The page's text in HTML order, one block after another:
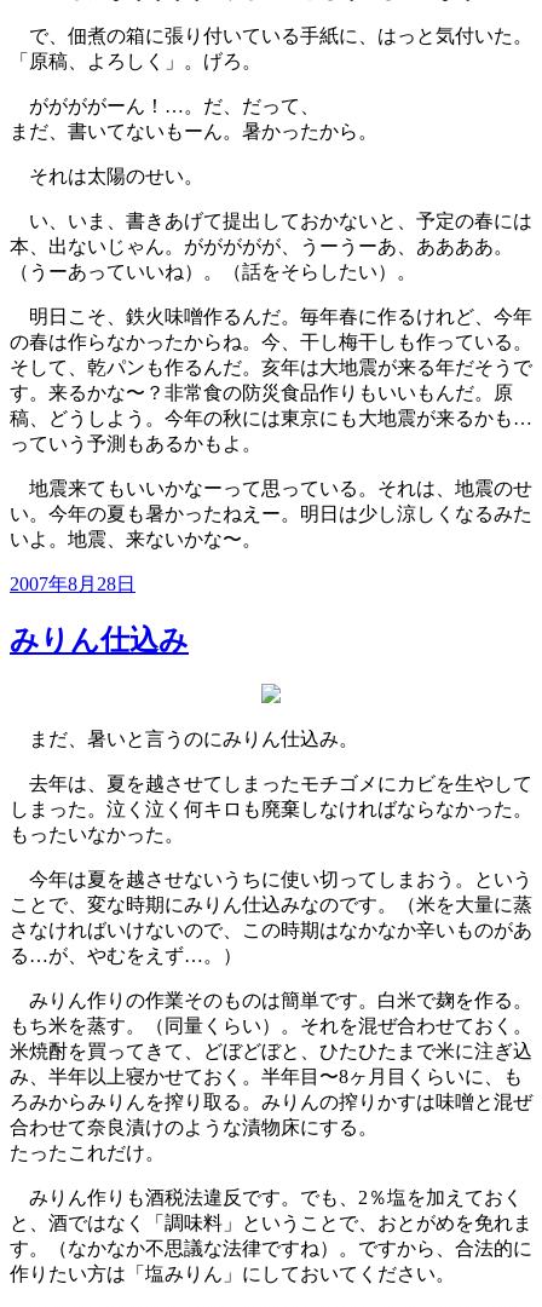
で、佃煮の箱に張り付いている手紙に、はっと気付いた。
「原稿、よろしく」。げろ。
ががががーん！…。だ、だって、
まだ、書いてないもーん。暑かったから。
それは太陽のせい。
い、いま、書きあげて提出しておかないと、予定の春には
本、出ないじゃん。ががががが、うーうーあ、ああああ。
（うーあっていいね）。（話をそらしたい）。
明日こそ、鉄火味噌作るんだ。毎年春に作るけれど、今年
の春は作らなかったからね。今、干し梅干しも作っている。
そして、乾パンも作るんだ。亥年は大地震が来る年だそうで
す。来るかな〜？非常食の防災食品作りもいいもんだ。原
稿、どうしよう。今年の秋には東京にも大地震が来るかも…
っていう予測もあるかもよ。
地震来てもいいかなーって思っている。それは、地震のせ
い。今年の夏も暑かったねえー。明日は少し涼しくなるみた
いよ。地震、来ないかな〜。
投
日:
2007年8月28日
みりん仕込み
まだ、暑いと言うのにみりん仕込み。
去年は、夏を越させてしまったモチゴメにカビを生やして
しまった。泣く泣く何キロも廃棄しなければならなかった。
もったいなかった。
今年は夏を越させないうちに使い切ってしまおう。という
ことで、変な時期にみりん仕込みなのです。（米を大量に蒸
さなければいけないので、この時期はなかなか辛いものがあ
る…が、やむをえず…。）
みりん作りの作業そのものは簡単です。白米で麹を作る。
もち米を蒸す。（同量くらい）。それを混ぜ合わせておく。
米焼酎を買ってきて、どぼどぼと、ひたひたまで米に注ぎ込
み、半年以上寝かせておく。半年目〜8ヶ月目くらいに、も
ろみからみりんを搾り取る。みりんの搾りかすは味噌と混ぜ
合わせて奈良漬けのような漬物床にする。
たったこれだけ。
みりん作りも酒税法違反です。でも、2％塩を加えておく
と、酒ではなく「調味料」ということで、おとがめを免れま
す。（なかなか不思議な法律ですね）。ですから、合法的に
作りたい方は「塩みりん」にしておいてください。